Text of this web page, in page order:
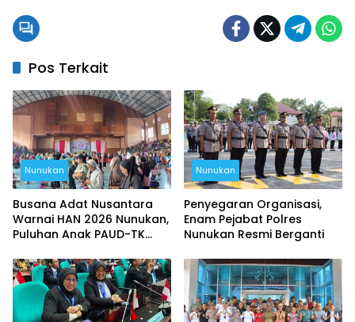
Pos Terkait
Nunukan
Busana Adat Nusantara
Warnai HAN 2026 Nunukan,
Puluhan Anak PAUD-TK
Nunukan
Penyegaran Organisasi,
Enam Pejabat Polres
Nunukan Resmi Berganti